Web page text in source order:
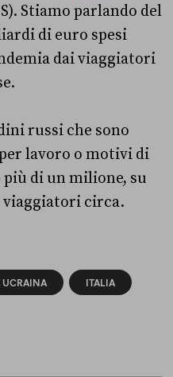
Stiamo parlando del
di euro spesi
dai viaggiatori
russi che sono
lavoro o motivi di
di un milione, su
circa.
UCRAINA ITALIA